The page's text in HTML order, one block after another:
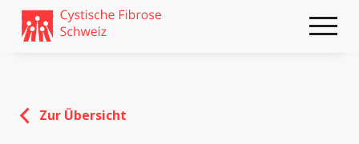
Weiter
zum
skip
Zur Übersicht